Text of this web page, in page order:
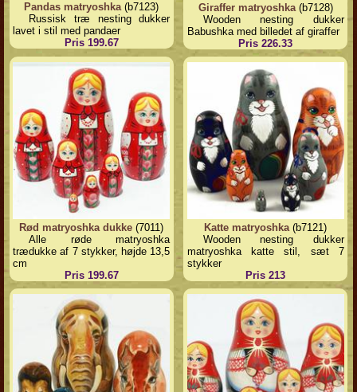
Pandas matryoshka(b7123)
Russisk træ nesting dukker
lavet i stil med pandaer
Pris 199.67
Giraffer matryoshka(b7128)
Wooden nesting dukker
Babushka med billedet af giraffer
Pris 226.33
Rød matryoshka dukke (7011)
Alle røde matryoshka
trædukke af 7 stykker, højde 13,5
cm
Pris 199.67
Katte matryoshka (b7121)
Wooden nesting dukker
matryoshka katte stil, sæt 7
stykker
Pris 213